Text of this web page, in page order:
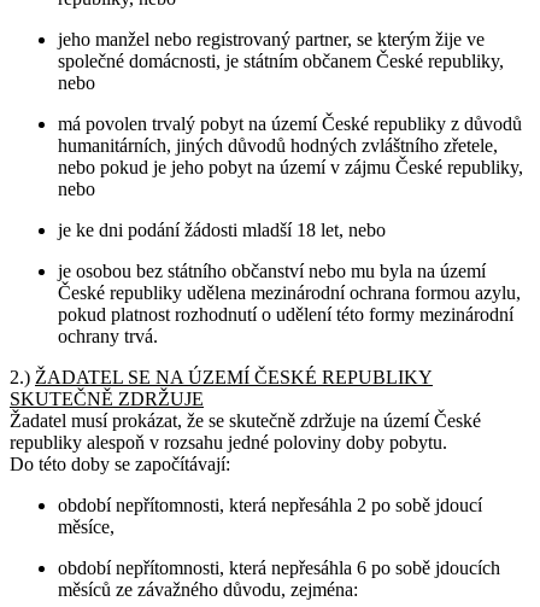
jeho manžel nebo registrovaný partner, se kterým žije ve
společné domácnosti, je státním občanem České republiky,
nebo
má povolen trvalý pobyt na území České republiky z důvodů
humanitárních, jiných důvodů hodných zvláštního zřetele,
nebo pokud je jeho pobyt na území v zájmu České republiky,
nebo
je ke dni podání žádosti mladší 18 let, nebo
je osobou bez státního občanství nebo mu byla na území
České republiky udělena mezinárodní ochrana formou azylu,
pokud platnost rozhodnutí o udělení této formy mezinárodní
ochrany trvá.
2.) ŽADATEL SE NA ÚZEMÍ ČESKÉ REPUBLIKY
SKUTEČNĚ ZDRŽUJE
Žadatel musí prokázat, že se skutečně zdržuje na území České
republiky alespoň v rozsahu jedné poloviny doby pobytu.
Do této doby se započítávají:
období nepřítomnosti, která nepřesáhla 2 po sobě jdoucí
měsíce,
období nepřítomnosti, která nepřesáhla 6 po sobě jdoucích
měsíců ze závažného důvodu, zejména: